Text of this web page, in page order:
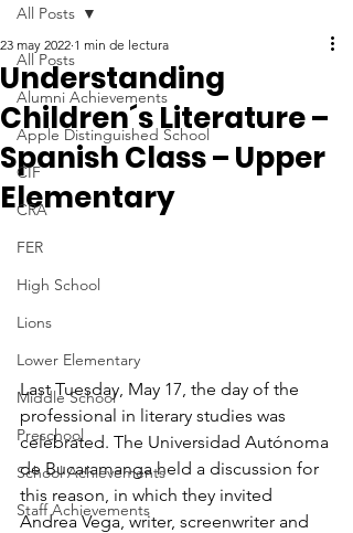
All Posts
Alumni Achievements
Apple Distinguished School
CIF
CRA
FER
High School
Lions
Lower Elementary
Middle School
Preschool
School Achievements
Staff Achievements
All Posts
Understanding
Children´s Literature –
Spanish Class – Upper
Elementary
23 may 2022 1 min de lectura
Last Tuesday, May 17, the day of the
professional in literary studies was
celebrated. The Universidad Autónoma
de Bucaramanga held a discussion for
this reason, in which they invited
Andrea Vega, writer, screenwriter and